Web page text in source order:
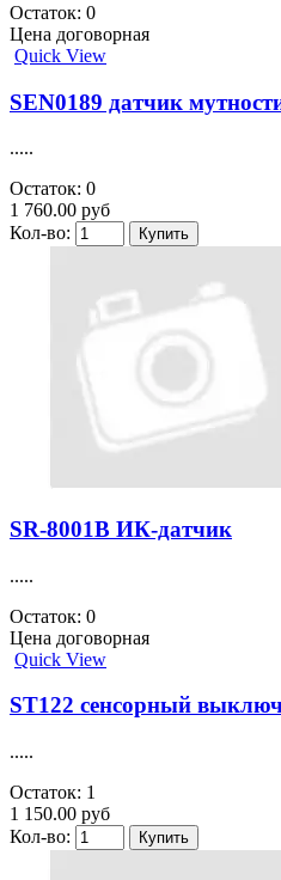
Остаток: 0
Цена договорная
Quick View
SEN0189 датчик
.....
Остаток: 0
1 760.00 руб
Кол-во:
SR-8001B ИК-датчик
.....
Остаток: 0
Цена договорная
Quick View
ST122 сенсорный
.....
Остаток: 1
1 150.00 руб
Кол-во: